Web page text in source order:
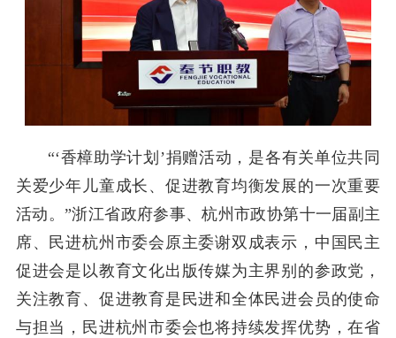
“‘香樟助学计划’捐赠活动，是各有关单位共同
关爱少年儿童成长、促进教育均衡发展的一次重要
活动。”浙江省政府参事、杭州市政协第十一届副主
席、民进杭州市委会原主委谢双成表示，中国民主
促进会是以教育文化出版传媒为主界别的参政党，
关注教育、促进教育是民进和全体民进会员的使命
与担当，民进杭州市委会也将持续发挥优势，在省